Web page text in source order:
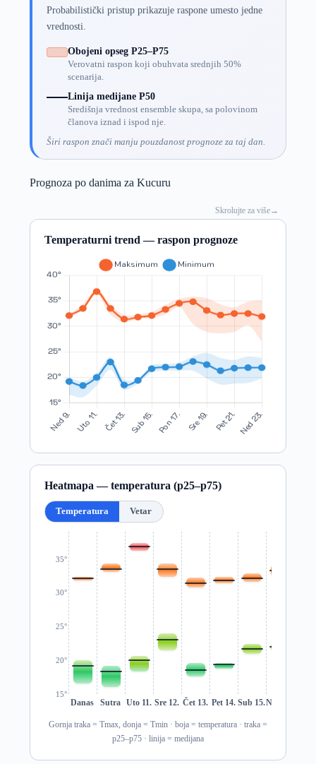
Probabilistički pristup prikazuje raspone umesto jedne
vrednosti.
Obojeni opseg P25–P75
Verovatni raspon koji obuhvata srednjih 50%
scenarija.
Linija medijane P50
Središnja vrednost ensemble skupa, sa polovinom
članova iznad i ispod nje.
Širi raspon znači manju pouzdanost prognoze za taj dan.
Prognoza po danima za Kucuru
Skrolujte za više→
Temperaturni trend — raspon prognoze
Heatmapa — temperatura (p25–p75)
Temperatura Vetar
15°
20°
25°
30°
35°
Danas Sutra Uto 11. Sre 12. Čet 13. Pet 14. Sub 15.Ned 16.
Gornja traka = Tmax, donja = Tmin · boja = temperatura · traka =
p25–p75 · linija = medijana